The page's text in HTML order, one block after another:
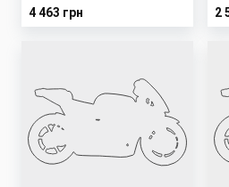
4 463 грн 2